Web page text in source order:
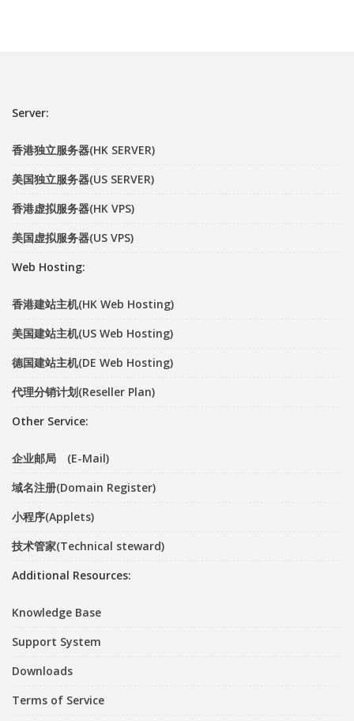
Server:
香港独立服务器(HK SERVER)
美国独立服务器(US SERVER)
香港虚拟服务器(HK VPS)
美国虚拟服务器(US VPS)
Web Hosting:
香港建站主机(HK Web Hosting)
美国建站主机(US Web Hosting)
德国建站主机(DE Web Hosting)
代理分销计划(Reseller Plan)
Other Service:
企业邮局 (E-Mail)
域名注册(Domain Register)
小程序(Applets)
技术管家(Technical steward)
Additional Resources:
Knowledge Base
Support System
Downloads
Terms of Service